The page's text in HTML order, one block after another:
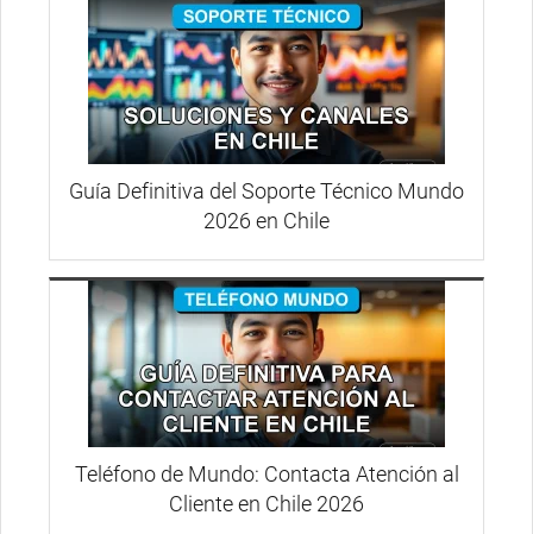
Guía Definitiva del Soporte Técnico Mundo
2026 en Chile
Teléfono de Mundo: Contacta Atención al
Cliente en Chile 2026